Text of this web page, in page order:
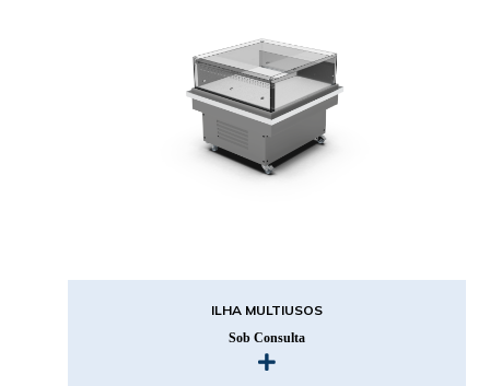
ILHA MULTIUSOS
Sob Consulta